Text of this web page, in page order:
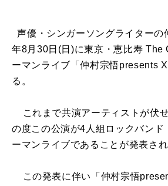
声優・シンガーソングライターの
年8月30日(日)に東京・恵比寿 The
ーマンライブ「仲村宗悟presents
る。
これまで共演アーティストが伏
の度この公演が4人組ロックバンド
ーマンライブであることが発表され
この発表に伴い「仲村宗悟